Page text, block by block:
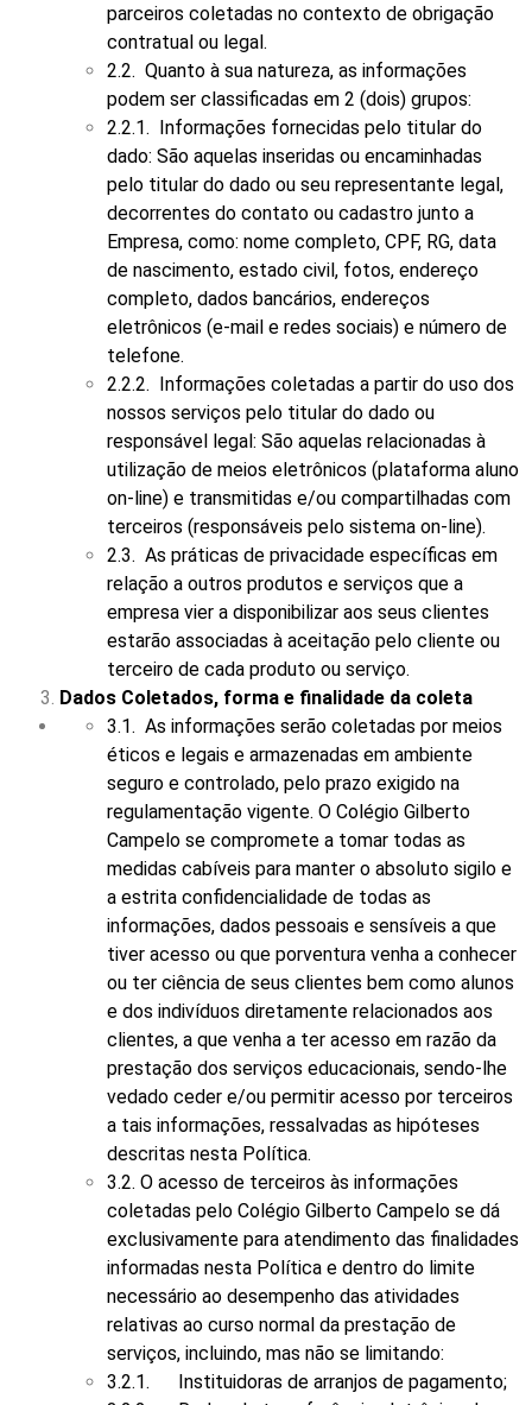
parceiros coletadas no contexto de obrigação
contratual ou legal.
2.2. Quanto à sua natureza, as informações
podem ser classificadas em 2 (dois) grupos:
2.2.1. Informações fornecidas pelo titular do
dado: São aquelas inseridas ou encaminhadas
pelo titular do dado ou seu representante legal,
decorrentes do contato ou cadastro junto a
Empresa, como: nome completo, CPF, RG, data
de nascimento, estado civil, fotos, endereço
completo, dados bancários, endereços
eletrônicos (e-mail e redes sociais) e número de
telefone.
2.2.2. Informações coletadas a partir do uso dos
nossos serviços pelo titular do dado ou
responsável legal: São aquelas relacionadas à
utilização de meios eletrônicos (plataforma aluno
on-line) e transmitidas e/ou compartilhadas com
terceiros (responsáveis pelo sistema on-line).
2.3. As práticas de privacidade específicas em
relação a outros produtos e serviços que a
empresa vier a disponibilizar aos seus clientes
estarão associadas à aceitação pelo cliente ou
terceiro de cada produto ou serviço.
Dados Coletados, forma e finalidade da coleta
3.1. As informações serão coletadas por meios
éticos e legais e armazenadas em ambiente
seguro e controlado, pelo prazo exigido na
regulamentação vigente. O Colégio Gilberto
Campelo se compromete a tomar todas as
medidas cabíveis para manter o absoluto sigilo e
a estrita confidencialidade de todas as
informações, dados pessoais e sensíveis a que
tiver acesso ou que porventura venha a conhecer
ou ter ciência de seus clientes bem como alunos
e dos indivíduos diretamente relacionados aos
clientes, a que venha a ter acesso em razão da
prestação dos serviços educacionais, sendo-lhe
vedado ceder e/ou permitir acesso por terceiros
a tais informações, ressalvadas as hipóteses
descritas nesta Política.
3.2. O acesso de terceiros às informações
coletadas pelo Colégio Gilberto Campelo se dá
exclusivamente para atendimento das finalidades
informadas nesta Política e dentro do limite
necessário ao desempenho das atividades
relativas ao curso normal da prestação de
serviços, incluindo, mas não se limitando:
3.2.1. Instituidoras de arranjos de pagamento;